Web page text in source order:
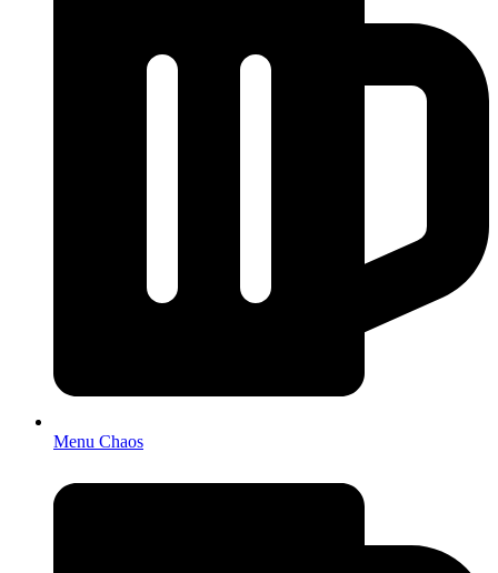
Menu Chaos